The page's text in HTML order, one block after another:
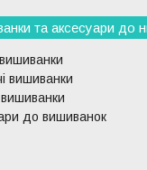
та аксесуари до
вишиванки
вишиванки
до вишиванок